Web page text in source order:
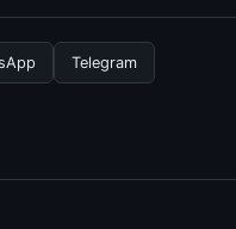
Telegram